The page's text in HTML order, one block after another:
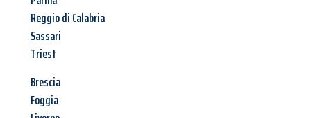
Reggio di Calabria
Sassari
Triest
Brescia
Foggia